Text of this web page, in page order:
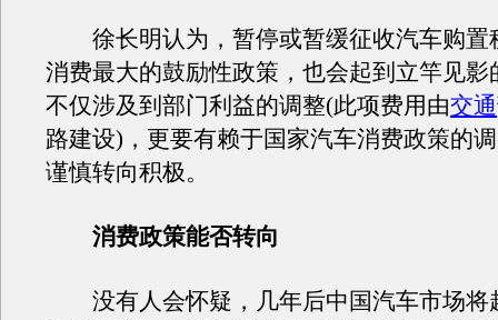
徐长明认为，暂停或暂缓征收汽车购置
消费最大的鼓励性政策，也会起到立竿见影
不仅涉及到部门利益的调整(此项费用由交通
路建设)，更要有赖于国家汽车消费政策的
谨慎转向积极。
消费政策能否转向
没有人会怀疑，几年后中国汽车市场将